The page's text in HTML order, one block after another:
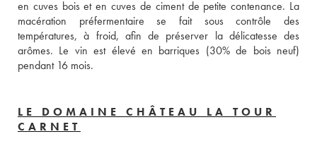
en cuves bois et en cuves de ciment de petite contenance. La
macération préfermentaire se fait sous contrôle des
températures, à froid, afin de préserver la délicatesse des
arômes. Le vin est élevé en barriques (30% de bois neuf)
pendant 16 mois.
LE DOMAINE CHÂTEAU LA TOUR
CARNET